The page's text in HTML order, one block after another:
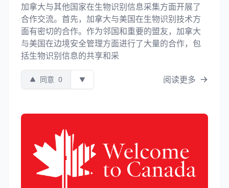
加拿大与其他国家在生物识别信息采集方面开展了
合作交流。首先，加拿大与美国在生物识别技术方
面有密切的合作。作为邻国和重要的盟友，加拿大
与美国在边境安全管理方面进行了大量的合作，包
括生物识别信息的共享和采
同意 0 阅读更多